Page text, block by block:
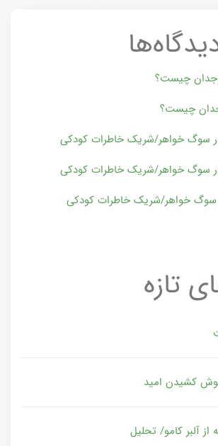
چیست؟
چیست؟
سوگ خواهر/شریک خاطرات کودکی
سوگ خواهر/شریک خاطرات کودکی
سوگ خواهر/شریک خاطرات کودکی
تازه
کشیدن امید
از آلبر کامو/ تحلیل